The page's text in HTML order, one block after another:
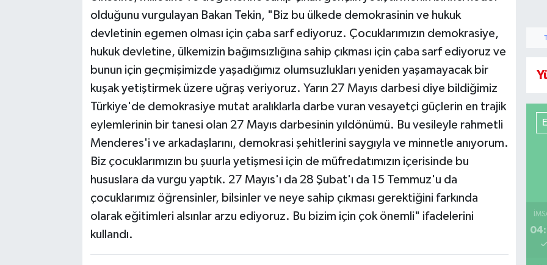
olduğunu vurgulayan Bakan Tekin, "Biz bu ülkede demokrasinin ve hukuk
devletinin egemen olması için çaba sarf ediyoruz. Çocuklarımızın demokrasiye,
hukuk devletine, ülkemizin bağımsızlığına sahip çıkması için çaba sarf ediyoruz ve
bunun için geçmişimizde yaşadığımız olumsuzlukları yeniden yaşamayacak bir
kuşak yetiştirmek üzere uğraş veriyoruz. Yarın 27 Mayıs darbesi diye bildiğimiz
Türkiye'de demokrasiye mutat aralıklarla darbe vuran vesayetçi güçlerin en trajik
eylemlerinin bir tanesi olan 27 Mayıs darbesinin yıldönümü. Bu vesileyle rahmetli
Menderes'i ve arkadaşlarını, demokrasi şehitlerini saygıyla ve minnetle anıyorum.
Biz çocuklarımızın bu şuurla yetişmesi için de müfredatımızın içerisinde bu
hususlara da vurgu yaptık. 27 Mayıs'ı da 28 Şubat'ı da 15 Temmuz'u da
çocuklarımız öğrensinler, bilsinler ve neye sahip çıkması gerektiğini farkında
olarak eğitimleri alsınlar arzu ediyoruz. Bu bizim için çok önemli" ifadelerini
kullandı.